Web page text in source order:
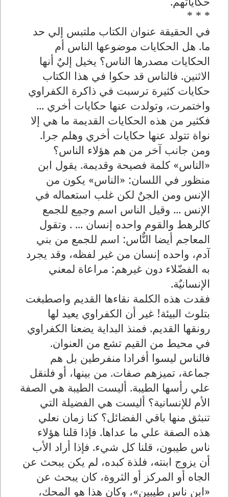
* * *
في الحقيقة عنوان الكتاب ملتبس إلي حد
ما. هل الحكايات موضوعها الناس أم
الحكايات مصدرها الناس؟ يخيل إليٌ أنها
الاثنين. فالناس قد حكوا في هذا الكتاب
حكايات كثيرة ترسبت في ذاكرة الكفراوي
واختمرت، وتولدت عنها حكايات أخري ...
فكثير من هذه الحكايات القديمة ما هي إلا
نواة تتولد عنها حكايات أخري وهلم جرا.
ومن جانب آخر من هم هؤلاء الناس؟
«الناس» كلمة فصيحة وقديمة. يقول ابن
منظور في اللسان: «الناس» يكون من
الإنس ومن الجنٌ لكن غلب استعماله في
الإنس ... وقيل الناس اسم وجمِع للجمع
كالرهط والقوم واحده إنسان ... . وتقول
المعاجم أيضا النٌّاس: اسم للجمع من بني
آدم، واحده إنسان من غير لفظه، وقد يجرد
به الفضّلاء دون غيرهم: مراعاة لمعني
الإنسانيٌة.
فقدت هذه الكلمة نقاءها القديم واصطبغت
بتلوث البيئة! غير أن الكفراوي يعيد لها
رونقها القديم. فمنذ البداية يضعنا الكفراوي
في محيط من القيم تشع من العنوان.
فالناس ليسوا أفرادا منفرطين بل هم
جماعة، تميزهم صفات. من بينها، أو فلنقل
علي رأسها الطيبة. أليست الطيبة هي الصفة
الأم للإنسانية؟ أليست هي الفضيلة التي
تنبثق منها باقي الفضائل؟ كنا زمان نعلي
هذه الصفة علي ما عداها. فإذا قلنا هؤلاء
ناس طيبون، قلنا كل شيء. فإذا أراد الأب
أن يزوج ابنته، فلذة كبده، لم يكن يبحث عن
الجاه أو المركز أو الثروة، كان يبحث عن
«ابن ناس طيبين»، وكان هذا هو المحك،